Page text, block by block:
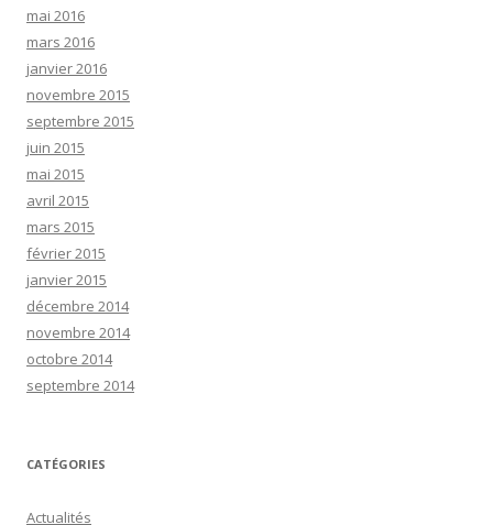
mai 2016
mars 2016
janvier 2016
novembre 2015
septembre 2015
juin 2015
mai 2015
avril 2015
mars 2015
février 2015
janvier 2015
décembre 2014
novembre 2014
octobre 2014
septembre 2014
CATÉGORIES
Actualités